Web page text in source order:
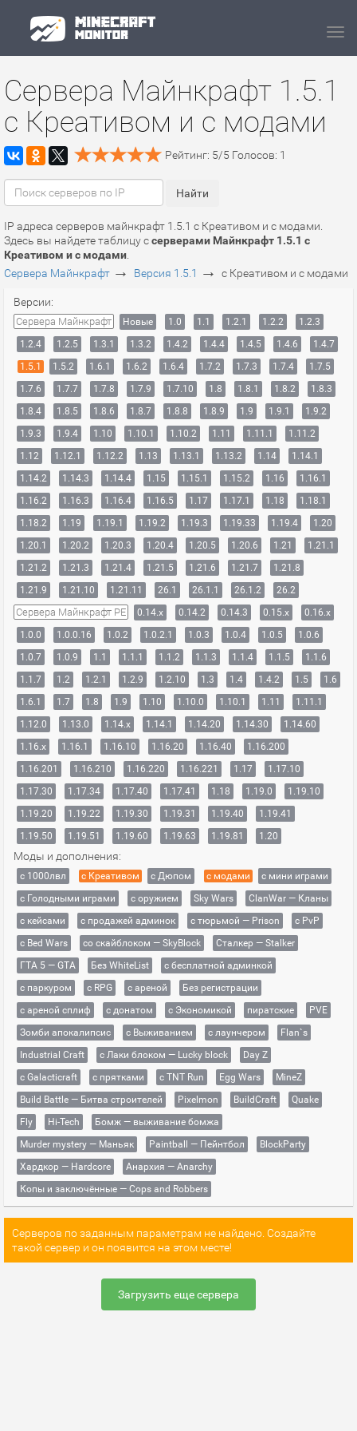
Сервера Майнкрафт 1.5.1
c Креативом и с модами
Рейтинг: 5/5 Голосов: 1
IP адреса серверов майнкрафт 1.5.1 c Креативом и с модами.
Здесь вы найдете таблицу ссерверами Майнкрафт 1.5.1 c
Креативом и с модами
Сервера Майнкрафт → Версия 1.5.1 → c Креативом и с модами
Версии:
Сервера Майнкрафт Новые 1.0 1.1 1.2.1 1.2.2
1.2.3
1.2.4
1.2.5 1.3.1 1.3.2 1.4.2 1.4.4 1.4.5 1.4.6
1.4.7
1.5.1
1.5.2 1.6.1 1.6.2 1.6.4 1.7.2 1.7.3 1.7.4
1.7.5
1.7.6
1.7.7 1.7.8 1.7.9 1.7.10 1.8 1.8.1 1.8.2
1.8.3
1.8.4
1.8.5 1.8.6 1.8.7 1.8.8 1.8.9 1.9 1.9.1
1.9.2
1.9.3
1.9.4 1.10 1.10.1 1.10.2 1.11 1.11.1
1.11.2
1.12
1.12.1 1.12.2 1.13 1.13.1 1.13.2 1.14
1.14.1
1.14.2
1.14.3 1.14.4 1.15 1.15.1 1.15.2 1.16
1.16.1
1.16.2
1.16.3 1.16.4 1.16.5 1.17 1.17.1 1.18
1.18.1
1.18.2
1.19 1.19.1 1.19.2 1.19.3 1.19.33 1.19.4
1.20
1.20.1
1.20.2 1.20.3 1.20.4 1.20.5 1.20.6 1.21
1.21.1
1.21.2
1.21.3 1.21.4 1.21.5 1.21.6 1.21.7
1.21.8
1.21.9
1.21.10 1.21.11 26.1 26.1.1 26.1.2 26.2
Сервера Майнкрафт PE 0.14.x 0.14.2 0.14.3 0.15.x
0.16.x
1.0.0
1.0.0.16 1.0.2 1.0.2.1 1.0.3 1.0.4 1.0.5
1.0.6
1.0.7
1.0.9 1.1 1.1.1 1.1.2 1.1.3 1.1.4 1.1.5
1.1.6
1.1.7
1.2 1.2.1 1.2.9 1.2.10 1.3 1.4 1.4.2 1.5
1.6
1.6.1
1.7 1.8 1.9 1.10 1.10.0 1.10.1 1.11
1.11.1
1.12.0
1.13.0 1.14.x 1.14.1 1.14.20 1.14.30
1.14.60
1.16.x
1.16.1 1.16.10 1.16.20 1.16.40
1.16.200
1.16.201
1.16.210 1.16.220 1.16.221 1.17
1.17.10
1.17.30
1.17.34 1.17.40 1.17.41 1.18 1.19.0
1.19.10
1.19.20
1.19.22 1.19.30 1.19.31 1.19.40
1.19.41
1.19.50
1.19.51 1.19.60 1.19.63 1.19.81 1.20
Моды и дополнения:
с 1000лвл c Креативом с Дюпом с модами
с мини играми
с Голодными играми
с оружием Sky Wars
ClanWar — Кланы
с кейсами
с продажей админок с тюрьмой — Prison
с PvP
с Bed Wars
со скайблоком — SkyBlock
Сталкер — Stalker
ГТА 5 — GTA
Без WhiteList
с бесплатной админкой
с паркуром
с RPG с ареной
Без регистрации
с ареной сплиф
с донатом с Экономикой пиратские
PVE
Зомби апокалипсис
с Выживанием с лаунчером
Flan`s
Industrial Craft
с Лаки блоком — Lucky block
Day Z
с Galacticraft
с прятками с TNT Run Egg Wars
MineZ
Build Battle — Битва строителей
Pixelmon BuildCraft
Quake
Fly
Hi-Tech
Бомж — выживание бомжа
Murder mystery — Маньяк
Paintball — Пейнтбол
BlockParty
Хардкор — Hardcore
Анархия — Anarchy
Копы и заключённые — Cops and Robbers
Серверов по заданным параметрам не найдено. Создайте
такой сервер и он появится на этом месте!
Загрузить еще сервера